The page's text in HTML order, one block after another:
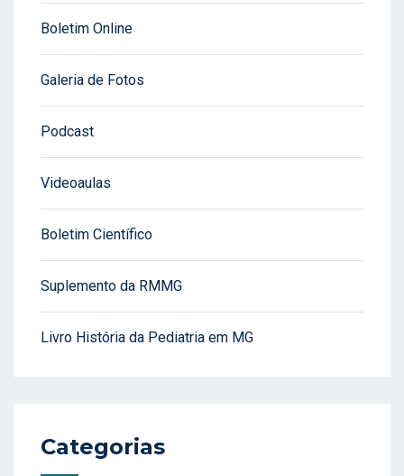
Boletim Online
Galeria de Fotos
Podcast
Videoaulas
Boletim Científico
Suplemento da RMMG
Livro História da Pediatria em MG
Categorias